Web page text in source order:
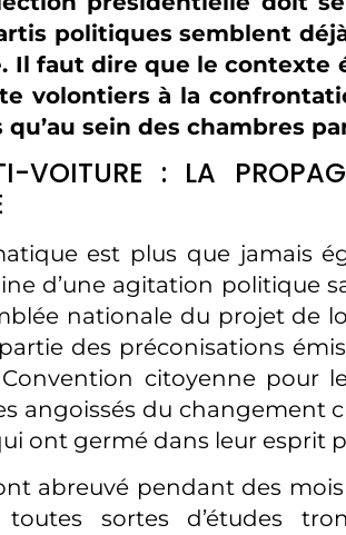
politiques semblent
Il faut dire que le contexte
volontiers à la
qu’au sein des chambres
VOITURE : LA
est plus que jamais
d’une agitation politique
nationale du projet de
des préconisations
citoyenne pour
angoissés du changement
ont germé dans leur esprit
abreuvé pendant des
sortes d’études